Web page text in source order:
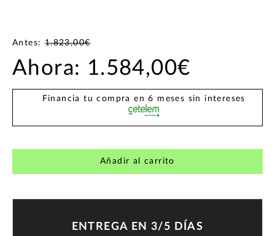
Antes:1.823,00€
Ahora: 1.584,00€
Financia tu compra en 6 meses sin intereses
Añadir al carrito
ENTREGA EN 3/5 DÍAS